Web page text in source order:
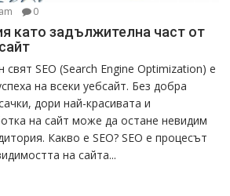
0
като задължителна част от
свят SEO (Search Engine Optimization) е
на всеки уебсайт. Без добра
дори най-красивата и
на сайт може да остане невидим
Какво е SEO? SEO е процесът
на сайта...